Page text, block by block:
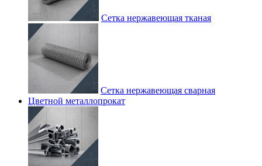
Сетка нержавеющая тканая
Сетка нержавеющая сварная
Цветной металлопрокат